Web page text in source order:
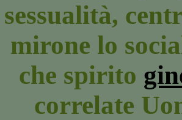
sessualità,
mirone lo
che spirito
correlate